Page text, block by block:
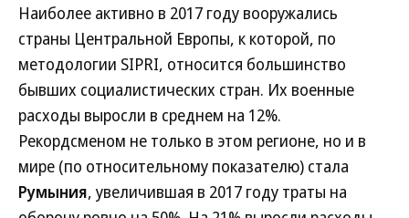
Наиболее активно в 2017 году вооружались
страны Центральной Европы, к которой, по
методологии SIPRI, относится большинство
бывших социалистических стран. Их военные
расходы выросли в среднем на 12%.
Рекордсменом не только в этом регионе, но и в
мире (по относительному показателю) стала
Румыния, увеличившая в 2017 году траты на